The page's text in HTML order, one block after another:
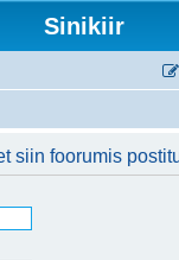
Sinikiir
siin foorumis